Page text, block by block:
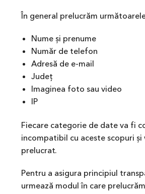
În general prelucrăm
Nume și prenume
Număr de telefon
Adresă de e-mail
Județ
Imaginea foto sau video
IP
Fiecare categorie de date va fi
incompatibil cu aceste scopuri
prelucrat.
Pentru a asigura principiul
urmează modul în care